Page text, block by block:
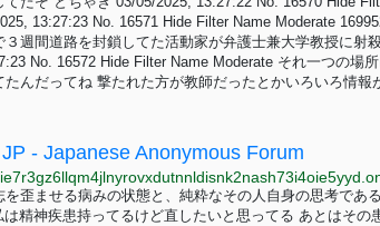
13:27:23 No. 16571 Hide Filter Name Moderate
３週間道路を封鎖してた活動家が弁護士兼大学教授に射
No. 16572 Hide Filter Name Moderate それ一つの場
たんだってね 撃たれた方が教師だったとかいろいろ情
- Japanese Anonymous Forum
を歪ませる病みの状態と、純粋なその人自身の思考であ
は精神疾患持ってるけど直したいと思ってる あとはその